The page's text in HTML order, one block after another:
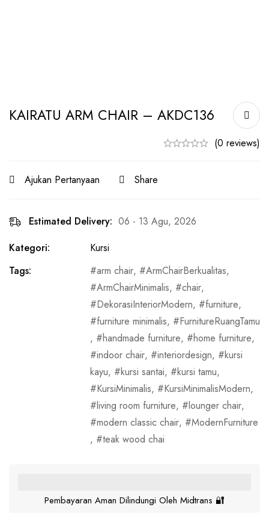
KAIRATU ARM CHAIR – AKDC136
(0 reviews)
Ajukan Pertanyaan Share
Estimated Delivery: 06 - 13 Agu, 2026
Kategori:
Kursi
Tags:
arm chair, ArmChairBerkualitas,
ArmChairMinimalis, chair,
DekorasiInteriorModern, furniture,
furniture minimalis,
FurnitureRuangTamu
,
handmade furniture, home furniture,
indoor chair, interiordesign,
kursi
kayu, kursi santai, kursi tamu,
KursiMinimalis, KursiMinimalisModern,
living room furniture, lounger chair,
modern classic chair,
ModernFurniture
,
teak wood chai
Pembayaran Aman Dilindungi Oleh Midtrans 🔐